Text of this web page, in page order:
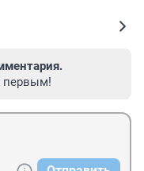
первым!